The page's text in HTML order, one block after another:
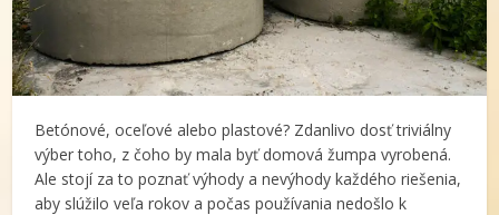
Betónové, oceľové alebo plastové? Zdanlivo dosť triviálny
výber toho, z čoho by mala byť domová žumpa vyrobená.
Ale stojí za to poznať výhody a nevýhody každého riešenia,
aby slúžilo veľa rokov a počas používania nedošlo k